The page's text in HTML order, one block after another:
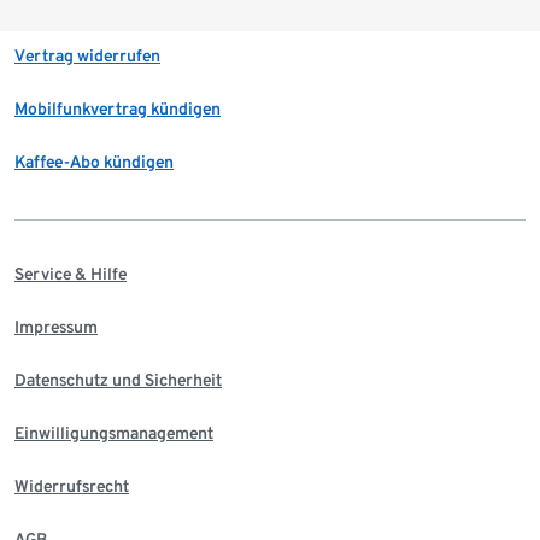
Vertrag widerrufen
Mobilfunkvertrag kündigen
Kaffee-Abo kündigen
Service & Hilfe
Impressum
Datenschutz und Sicherheit
Einwilligungsmanagement
Widerrufsrecht